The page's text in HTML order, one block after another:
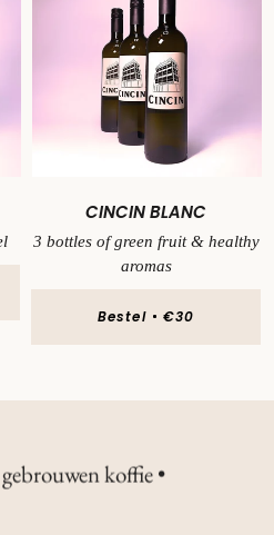
CINCIN BLANC
3 bottles of green fruit & healthy
aromas
Bestel €30
koffie •